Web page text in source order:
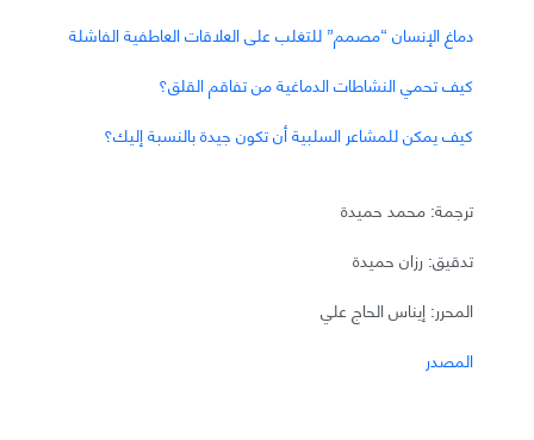
دماغ الإنسان “مصمم” للتغلب على العلاقات العاطفية الفاشلة
كيف تحمي النشاطات الدماغية من تفاقم القلق؟
كيف يمكن للمشاعر السلبية أن تكون جيدة بالنسبة إليك؟
ترجمة: محمد حميدة
تدقيق: رزان حميدة
المحرر: إيناس الحاج علي
المصدر